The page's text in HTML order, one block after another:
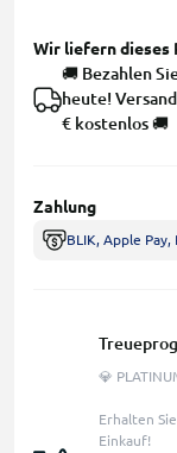
Wir liefern dieses
🚚 Bezahlen
heute!
€ kostenlos 🚚
Zahlung
BLIK, Apple Pay,
💎
Erhalten
Einkauf!